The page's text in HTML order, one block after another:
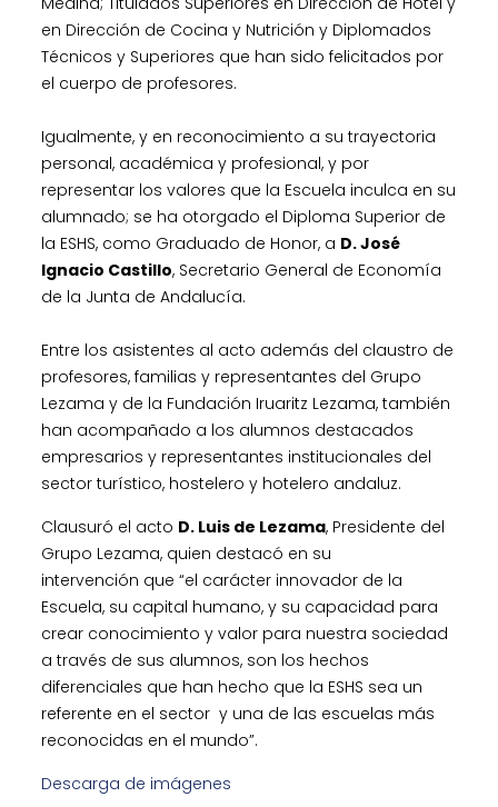
en Dirección de Cocina y Nutrición y Diplomados
Técnicos y Superiores que han sido felicitados por
el cuerpo de profesores.
Igualmente, y en reconocimiento a su trayectoria
personal, académica y profesional, y por
representar los valores que la Escuela inculca en su
alumnado; se ha otorgado el Diploma Superior de
la ESHS, como Graduado de Honor, a D. José
Ignacio Castillo, Secretario General de Economía
de la Junta de Andalucía.
Entre los asistentes al acto además del claustro de
profesores, familias y representantes del Grupo
Lezama y de la Fundación Iruaritz Lezama, también
han acompañado a los alumnos destacados
empresarios y representantes institucionales del
sector turístico, hostelero y hotelero andaluz.
Clausuró el acto D. Luis de Lezama, Presidente del
Grupo Lezama, quien destacó en su
intervención que “el carácter innovador de la
Escuela, su capital humano, y su capacidad para
crear conocimiento y valor para nuestra sociedad
a través de sus alumnos, son los hechos
diferenciales que han hecho que la ESHS sea un
referente en el sector y una de las escuelas más
reconocidas en el mundo”.
Descarga de imágenes